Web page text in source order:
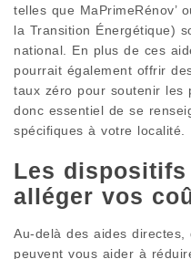
telles que MaPrimeRénov’
la Transition Énergétique)
national. En plus de ces
pourrait également offrir
taux zéro pour soutenir les
donc essentiel de se
spécifiques à votre localité.
Les
alléger vos
Au-delà des aides directes,
peuvent vous aider à